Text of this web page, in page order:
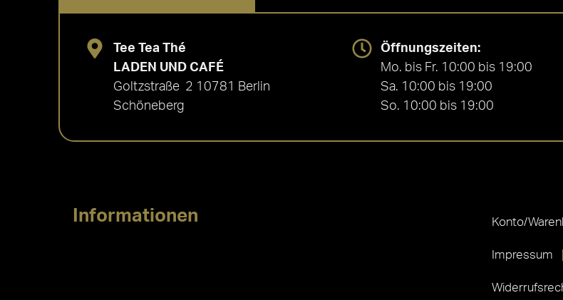
Tee Tea Thé
LADEN UND CAFÉ
Goltzstraße 2 10781 Berlin
Schöneberg
Öffnungszeiten:
Mo. bis Fr. 10:00 bis 19:00
Sa. 10:00 bis 19:00
So. 10:00 bis 19:00
Informationen Konto/
Impressum